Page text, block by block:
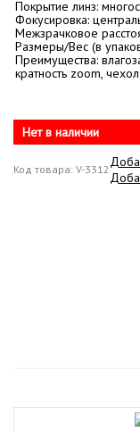
Покрытие линз:
Фокусировка:
Межзрачковое
Размеры/Вес (в
Преимущества:
кратность zoom,
Нет в наличии
Код товара: V-3312